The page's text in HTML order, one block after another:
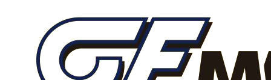
Ведра на колесах
Коврики влаговпитывающие
Коврики влаговпитывающие 1,2 м х 1,8 м
Коврики влаговпитывающие 1,2 м х 10 м
Коврики влаговпитывающие 1,2 м х 15 м
Коврики влаговпитывающие 1,2 м х 2,5 м